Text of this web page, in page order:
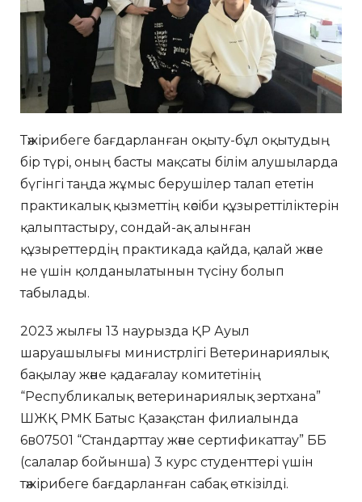
Тәжірибеге бағдарланған оқыту-бұл оқытудың
бір түрі, оның басты мақсаты білім алушыларда
бүгінгі таңда жұмыс берушілер талап ететін
практикалық қызметтің кәсіби құзыреттіліктерін
қалыптастыру, сондай-ақ алынған
құзыреттердің практикада қайда, қалай және
не үшін қолданылатынын түсіну болып
табылады.
2023 жылғы 13 наурызда ҚР Ауыл
шаруашылығы министрлігі Ветеринариялық
бақылау және қадағалау комитетінің
“Республикалық ветеринариялық зертхана”
ШЖҚ РМК Батыс Қазақстан филиалында
6в07501 “Стандарттау және сертификаттау” ББ
(салалар бойынша) 3 курс студенттері үшін
тәжірибеге бағдарланған сабақ өткізілді.